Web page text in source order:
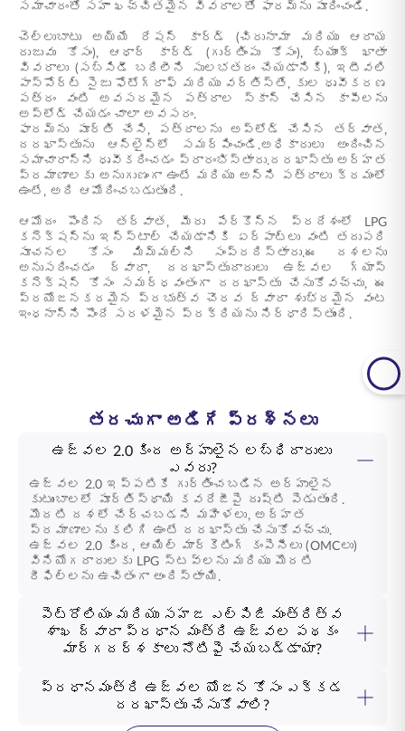
సమాచారంతో సహా ఖచ్చితమైన వివరాలతో ఫారమ్‌ను పూరించండి.
చెల్లుబాటు అయ్యే రేషన్ కార్డ్ (చిరునామా మరియు ఆదాయ
రుజువు కోసం), ఆధార్ కార్డ్ (గుర్తింపు కోసం), బ్యాంక్ ఖాతా
వివరాలు (సబ్సిడీ బదిలీని సులభతరం చేయడానికి), ఇటీవలి
పాస్‌పోర్ట్ సైజు ఫోటోగ్రాఫ్ మరియు వర్తిస్తే, కుల ధృవీకరణ
పత్రం వంటి అవసరమైన పత్రాల స్కాన్ చేసిన కాపీలను
అప్‌లోడ్ చేయడం చాలా అవసరం.
ఫారమ్‌ను పూర్తి చేసి, పత్రాలను అప్‌లోడ్ చేసిన తర్వాత,
దరఖాస్తును ఆన్‌లైన్‌లో సమర్పించండి.అధికారులు అందించిన
సమాచారాన్ని ధృవీకరించడం ప్రారంభిస్తారు.దరఖాస్తు అర్హత
ప్రమాణాలకు అనుగుణంగా ఉంటే మరియు అన్ని పత్రాలు క్రమంలో
ఉంటే, అది ఆమోదించబడుతుంది.
ఆమోదం పొందిన తర్వాత, మీరు పేర్కొన్న ప్రదేశంలో LPG
కనెక్షన్‌ను ఇన్‌స్టాల్ చేయడానికి ఏర్పాట్లు వంటి తదుపరి
సూచనల కోసం మిమ్మల్ని సంప్రదిస్తారు.ఈ దశలను
అనుసరించడం ద్వారా, దరఖాస్తుదారులు ఉజ్వల గ్యాస్
కనెక్షన్ కోసం సమర్ధవంతంగా దరఖాస్తు చేసుకోవచ్చు, ఈ
ప్రయోజనకరమైన ప్రభుత్వ చొరవ ద్వారా శుభ్రమైన వంట
ఇంధనాన్ని పొందే సరళమైన ప్రక్రియను నిర్ధారిస్తుంది.
తరచుగా అడిగే ప్రశ్నలు
ఉజ్వల 2.0 కింద అర్హులైన లబ్ధిదారులు
ఎవరు?
ఉజ్వల 2.0 ఇప్పటికే గుర్తించబడిన అర్హులైన
కుటుంబాలలో పూర్తిస్థాయి కవరేజీపై దృష్టి పెడుతుంది.
మొదటి దశలో చేర్చబడని మహిళలు, అర్హత
ప్రమాణాలను కలిగి ఉంటే దరఖాస్తు చేసుకోవచ్చు.
ఉజ్వల 2.0 కింద, ఆయిల్ మార్కెటింగ్ కంపెనీలు (OMCలు)
వినియోగదారులకు LPG స్టవ్‌లను మరియు మొదటి
రీఫిల్‌లను ఉచితంగా అందిస్తాయి.
పెట్రోలియం మరియు సహజ ఎల్‌పిజి మంత్రిత్వ
శాఖ ద్వారా ప్రధాన మంత్రి ఉజ్వల పథకం
మార్గదర్శకాలు నోటిఫై చేయబడ్డాయా?
ప్రధానమంత్రి ఉజ్వల యోజన కోసం ఎక్కడ
దరఖాస్తు చేసుకోవాలి?